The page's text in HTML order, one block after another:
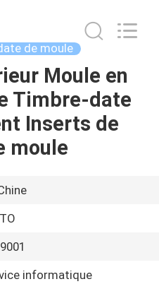
de moule
Moule en
Timbre-date
Inserts de
moule
informatique